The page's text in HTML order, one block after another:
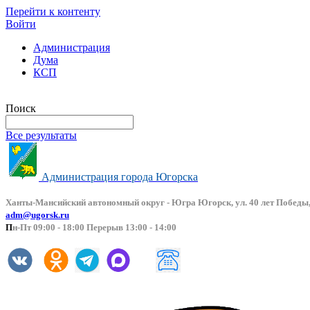
Перейти к контенту
Войти
Администрация
Дума
КСП
Поиск
Все результаты
Администрация города Югорска
Ханты-Мансийский автономный округ - Югра Югорск, ул. 40 лет
adm@ugorsk.ru
Пн-Пт 09:00 - 18:00 Перерыв 13:00 - 14:00